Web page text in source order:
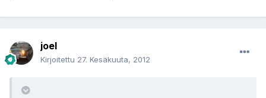
joel
Kirjoitettu 27. Kesäkuuta, 2012